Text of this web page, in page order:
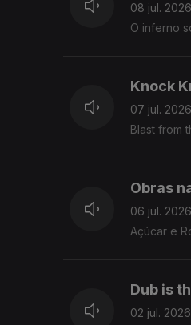
08 jul. 2026
O inferno
Knock
07 jul. 2026
Blast from
Obras
06 jul. 2026
Açúcar e
Dub is
02 jul. 2026